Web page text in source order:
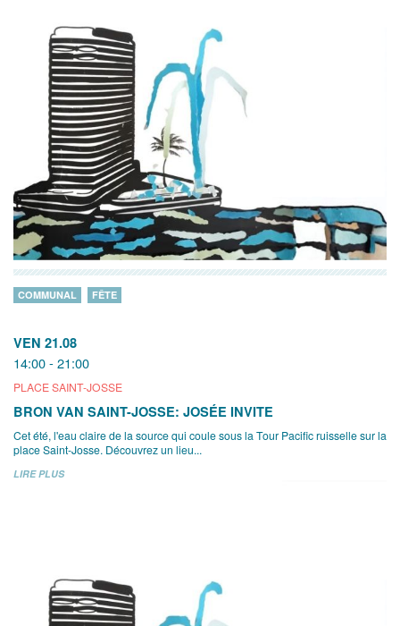
VEN 21.08
14:00 - 21:00
PLACE SAINT-JOSSE
COMMUNAL FÊTE
BRON VAN SAINT-JOSSE: JOSÉE INVITE
Cet été, l'eau claire de la source qui coule sous la Tour Pacific ruisselle sur la
place Saint-Josse. Découvrez un lieu...
LIRE PLUS